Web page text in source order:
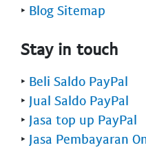
‣ Blog Sitemap
Stay in touch
‣ Beli Saldo PayPal
‣ Jual Saldo PayPal
‣ Jasa top up PayPal
‣ Jasa Pembayaran